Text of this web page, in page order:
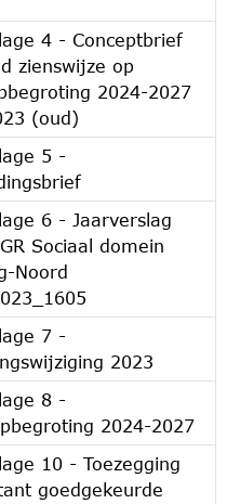
4 - Conceptbrief
zienswijze op
2024-2027
(oud)
5 -
6 - Jaarverslag
Sociaal domein
Noord
7 -
2023
8 -
2024-2027
10 - Toezegging
goedgekeurde